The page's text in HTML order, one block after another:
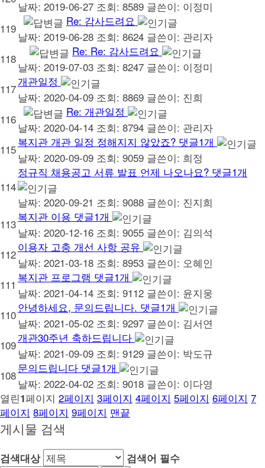
날짜: 2019-06-27 조회: 8589 글쓴이: 이정미
119
Re: 감사드려요
날짜: 2019-06-28 조회: 8624 글쓴이: 관리자
118
Re: Re: 감사드려요
날짜: 2019-07-03 조회: 8247 글쓴이: 이정미
117
개관일정
날짜: 2020-04-09 조회: 8869 글쓴이: 진희
116
Re: 개관일정
날짜: 2020-04-14 조회: 8794 글쓴이: 관리자
115
복지관 개관 일정 정해지지 않았죠? 댓글1개
날짜: 2020-09-09 조회: 9059 글쓴이: 희정
114
정규직 채용공고 서류 발표 언제 나오나요? 댓글1개
날짜: 2020-09-21 조회: 9088 글쓴이: 진지희
113
복지관 이용 댓글1개
날짜: 2020-12-16 조회: 9055 글쓴이: 김의석
112
이용자 고충 개선 사항 공유
날짜: 2021-03-18 조회: 8953 글쓴이: 오혜인
111
복지관 프로그램 댓글1개
날짜: 2021-04-14 조회: 9112 글쓴이: 윤지웅
110
안녕하세요, 문의드립니다. 댓글1개
날짜: 2021-05-02 조회: 9297 글쓴이: 김서연
109
개관30주년 축하드립니다
날짜: 2021-09-09 조회: 9129 글쓴이: 박도규
108
문의드립니다 댓글1개
날짜: 2022-04-02 조회: 9018 글쓴이: 이다영
열린1페이지 2페이지 3페이지 4페이지 5페이지 6페이지 7
페이지 8페이지 9페이지 맨끝
게시물 검색
검색대상 검색어 필수